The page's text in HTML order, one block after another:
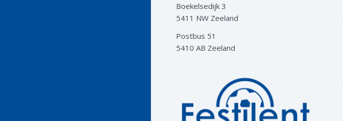
Boekelsedijk 3
5411 NW Zeeland
Postbus 51
5410 AB Zeeland